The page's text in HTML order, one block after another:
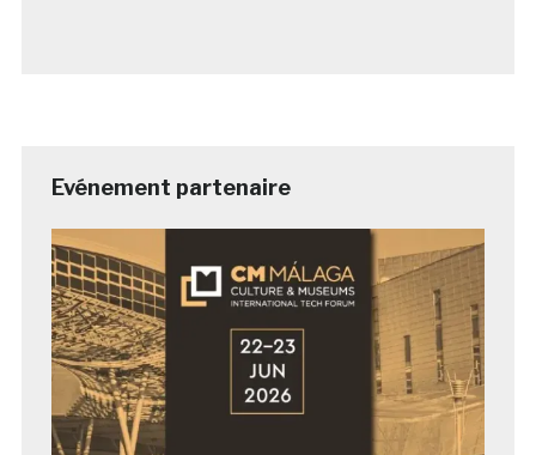
Evénement partenaire